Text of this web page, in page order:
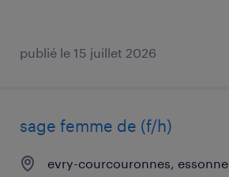
publié le 15 juillet 2026
sage femme de (f/h)
evry-courcouronnes, essonne